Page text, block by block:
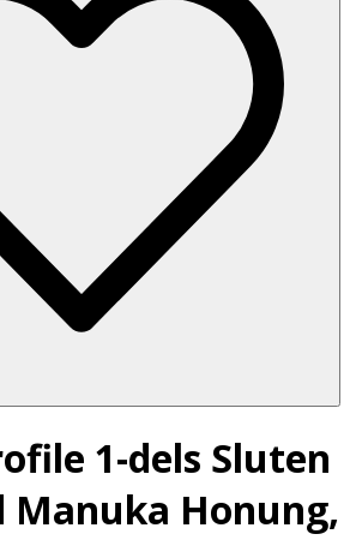
1-dels Sluten
Manuka Honung,